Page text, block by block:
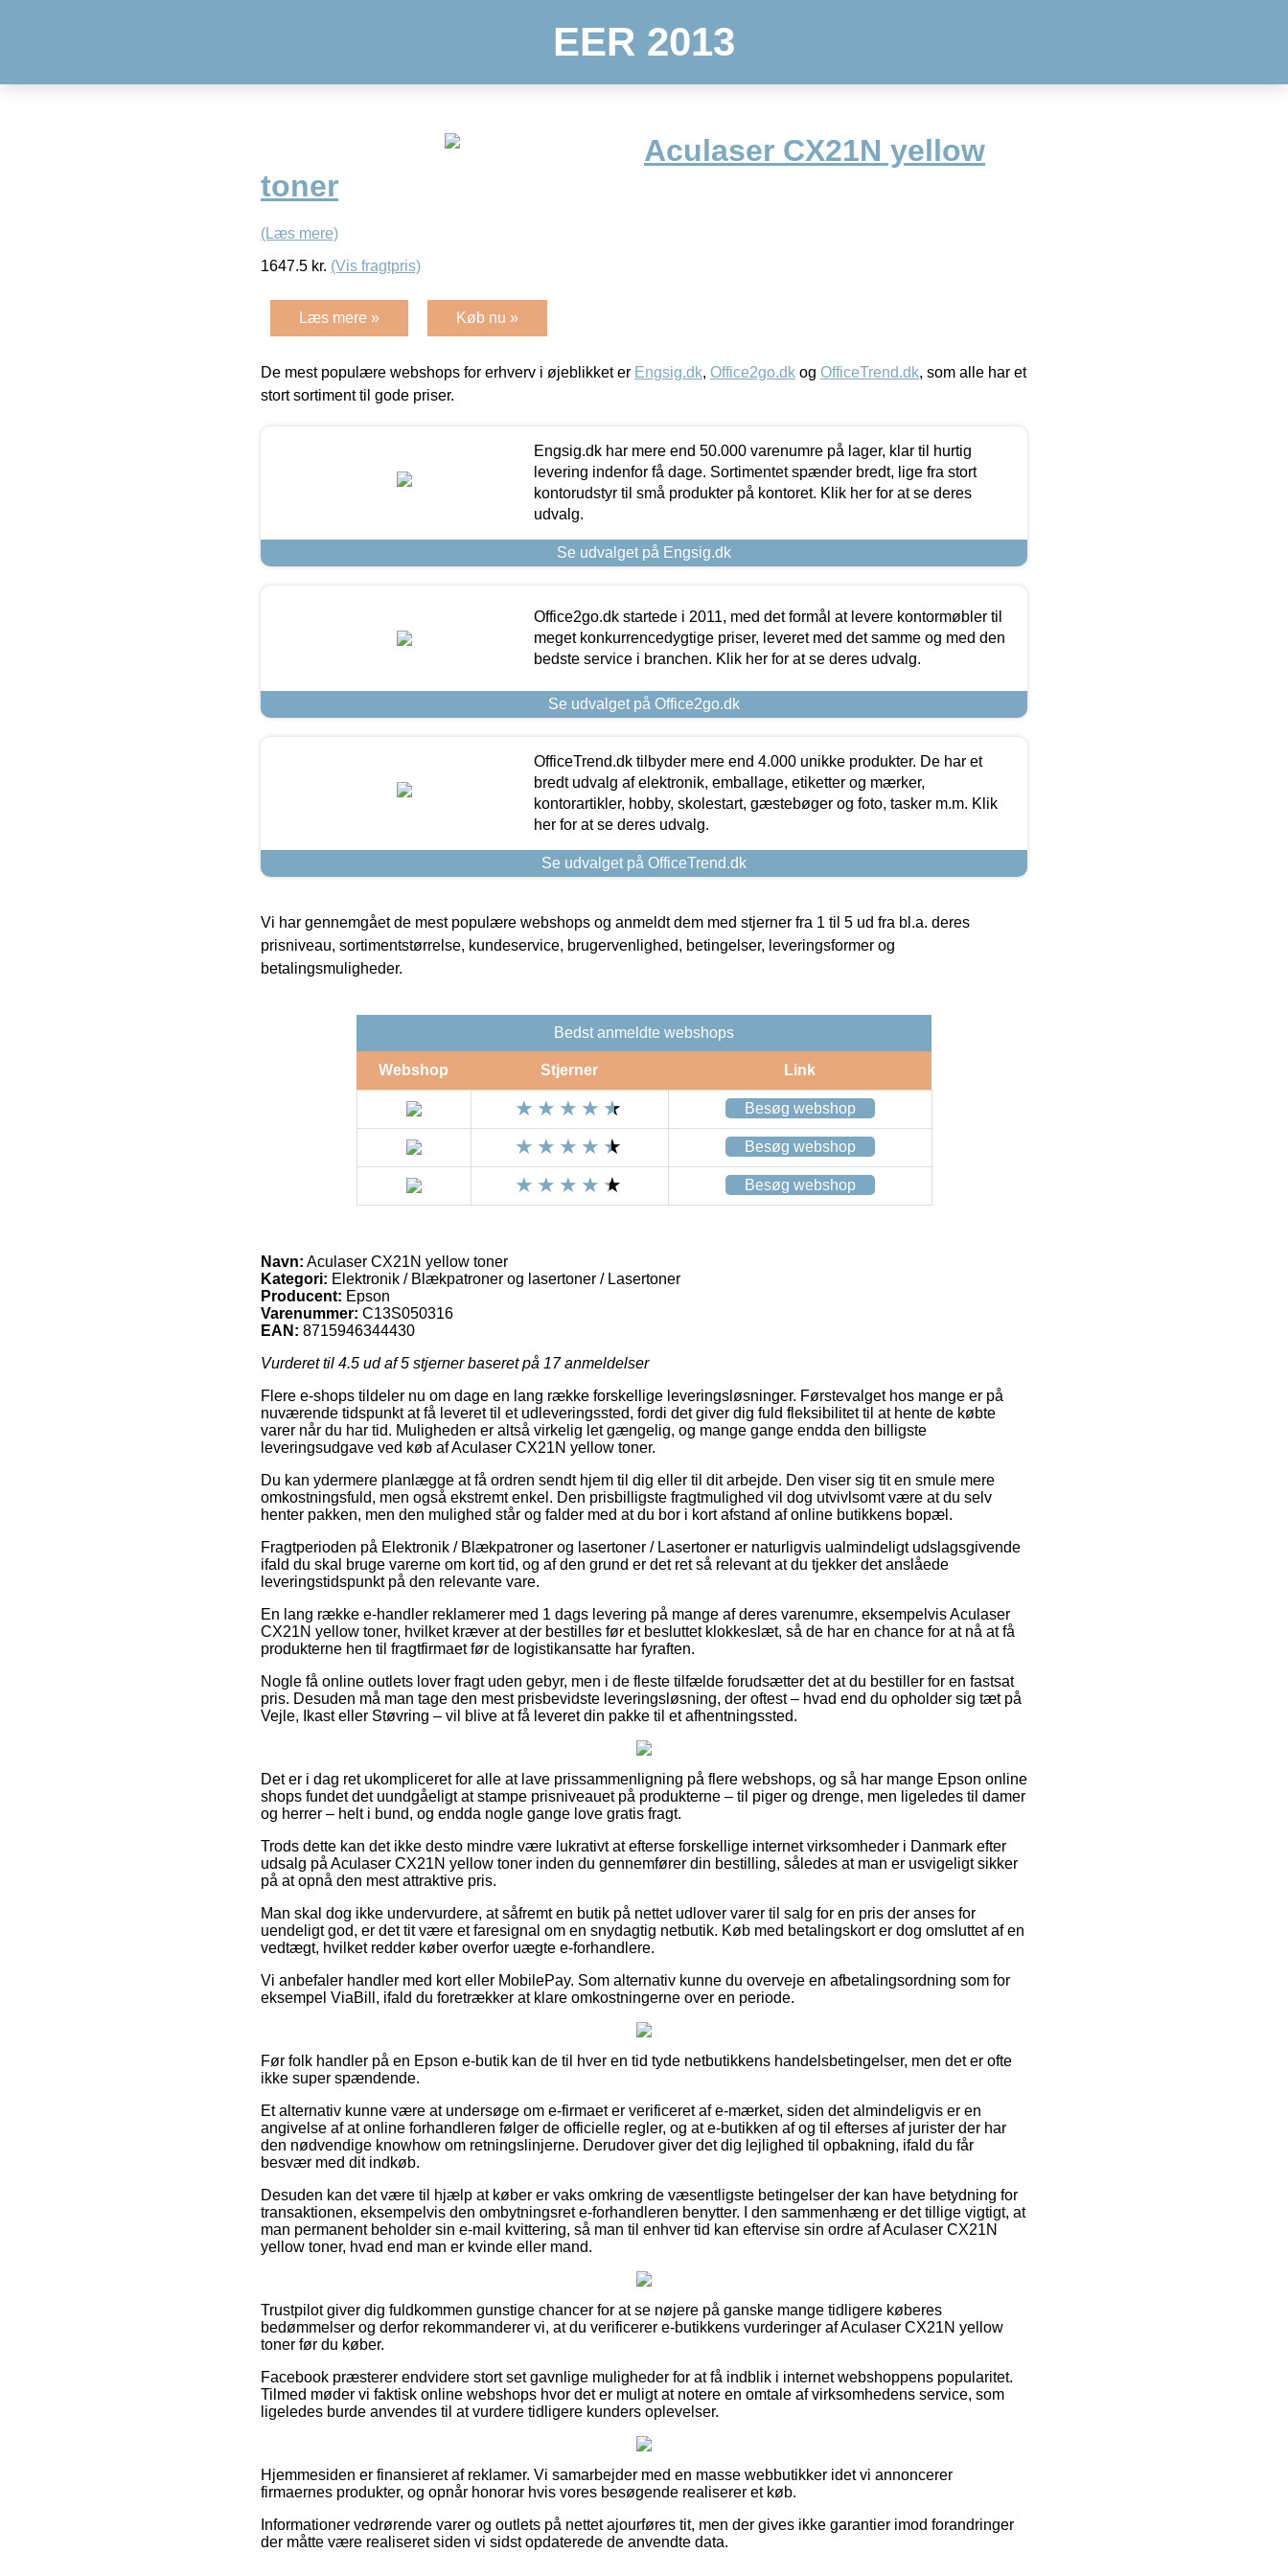
EER 2013
Aculaser CX21N yellow
toner
(Læs mere)
1647.5 kr. (Vis fragtpris)
Læs mere » Køb nu »
De mest populære webshops for erhverv i øjeblikket er Engsig.dk, Office2go.dk og OfficeTrend.dk, som alle har et
stort sortiment til gode priser.
Engsig.dk har mere end 50.000 varenumre på lager, klar til hurtig
levering indenfor få dage. Sortimentet spænder bredt, lige fra stort
kontorudstyr til små produkter på kontoret. Klik her for at se deres
udvalg.
Se udvalget på Engsig.dk
Office2go.dk startede i 2011, med det formål at levere kontormøbler til
meget konkurrencedygtige priser, leveret med det samme og med den
bedste service i branchen. Klik her for at se deres udvalg.
Se udvalget på Office2go.dk
OfficeTrend.dk tilbyder mere end 4.000 unikke produkter. De har et
bredt udvalg af elektronik, emballage, etiketter og mærker,
kontorartikler, hobby, skolestart, gæstebøger og foto, tasker m.m. Klik
her for at se deres udvalg.
Se udvalget på OfficeTrend.dk
Vi har gennemgået de mest populære webshops og anmeldt dem med stjerner fra 1 til 5 ud fra bl.a. deres
prisniveau, sortimentstørrelse, kundeservice, brugervenlighed, betingelser, leveringsformer og
betalingsmuligheder.
Bedst anmeldte webshops
Webshop Stjerner Link
Besøg webshop
Besøg webshop
Besøg webshop
Navn: Aculaser CX21N yellow toner
Kategori: Elektronik / Blækpatroner og lasertoner / Lasertoner
Producent: Epson
Varenummer: C13S050316
EAN: 8715946344430
Vurderet til 4.5 ud af 5 stjerner baseret på 17anmeldelser
Flere e-shops tildeler nu om dage en lang række forskellige leveringsløsninger. Førstevalget hos mange er på
nuværende tidspunkt at få leveret til et udleveringssted, fordi det giver dig fuld fleksibilitet til at hente de købte
varer når du har tid. Muligheden er altså virkelig let gængelig, og mange gange endda den billigste
leveringsudgave ved køb af Aculaser CX21N yellow toner.
Du kan ydermere planlægge at få ordren sendt hjem til dig eller til dit arbejde. Den viser sig tit en smule mere
omkostningsfuld, men også ekstremt enkel. Den prisbilligste fragtmulighed vil dog utvivlsomt være at du selv
henter pakken, men den mulighed står og falder med at du bor i kort afstand af online butikkens bopæl.
Fragtperioden på Elektronik / Blækpatroner og lasertoner / Lasertoner er naturligvis ualmindeligt udslagsgivende
ifald du skal bruge varerne om kort tid, og af den grund er det ret så relevant at du tjekker det anslåede
leveringstidspunkt på den relevante vare.
En lang række e-handler reklamerer med 1 dags levering på mange af deres varenumre, eksempelvis Aculaser
CX21N yellow toner, hvilket kræver at der bestilles før et besluttet klokkeslæt, så de har en chance for at nå at få
produkterne hen til fragtfirmaet før de logistikansatte har fyraften.
Nogle få online outlets lover fragt uden gebyr, men i de fleste tilfælde forudsætter det at du bestiller for en fastsat
pris. Desuden må man tage den mest prisbevidste leveringsløsning, der oftest – hvad end du opholder sig tæt på
Vejle, Ikast eller Støvring – vil blive at få leveret din pakke til et afhentningssted.
Det er i dag ret ukompliceret for alle at lave prissammenligning på flere webshops, og så har mange Epson online
shops fundet det uundgåeligt at stampe prisniveauet på produkterne – til piger og drenge, men ligeledes til damer
og herrer – helt i bund, og endda nogle gange love gratis fragt.
Trods dette kan det ikke desto mindre være lukrativt at efterse forskellige internet virksomheder i Danmark efter
udsalg på Aculaser CX21N yellow toner inden du gennemfører din bestilling, således at man er usvigeligt sikker
på at opnå den mest attraktive pris.
Man skal dog ikke undervurdere, at såfremt en butik på nettet udlover varer til salg for en pris der anses for
uendeligt god, er det tit være et faresignal om en snydagtig netbutik. Køb med betalingskort er dog omsluttet af en
vedtægt, hvilket redder køber overfor uægte e-forhandlere.
Vi anbefaler handler med kort eller MobilePay. Som alternativ kunne du overveje en afbetalingsordning som for
eksempel ViaBill, ifald du foretrækker at klare omkostningerne over en periode.
Før folk handler på en Epson e-butik kan de til hver en tid tyde netbutikkens handelsbetingelser, men det er ofte
ikke super spændende.
Et alternativ kunne være at undersøge om e-firmaet er verificeret af e-mærket, siden det almindeligvis er en
angivelse af at online forhandleren følger de officielle regler, og at e-butikken af og til efterses af jurister der har
den nødvendige knowhow om retningslinjerne. Derudover giver det dig lejlighed til opbakning, ifald du får
besvær med dit indkøb.
Desuden kan det være til hjælp at køber er vaks omkring de væsentligste betingelser der kan have betydning for
transaktionen, eksempelvis den ombytningsret e-forhandleren benytter. I den sammenhæng er det tillige vigtigt, at
man permanent beholder sin e-mail kvittering, så man til enhver tid kan eftervise sin ordre af Aculaser CX21N
yellow toner, hvad end man er kvinde eller mand.
Trustpilot giver dig fuldkommen gunstige chancer for at se nøjere på ganske mange tidligere køberes
bedømmelser og derfor rekommanderer vi, at du verificerer e-butikkens vurderinger af Aculaser CX21N yellow
toner før du køber.
Facebook præsterer endvidere stort set gavnlige muligheder for at få indblik i internet webshoppens popularitet.
Tilmed møder vi faktisk online webshops hvor det er muligt at notere en omtale af virksomhedens service, som
ligeledes burde anvendes til at vurdere tidligere kunders oplevelser.
Hjemmesiden er finansieret af reklamer. Vi samarbejder med en masse webbutikker idet vi annoncerer
firmaernes produkter, og opnår honorar hvis vores besøgende realiserer et køb.
Informationer vedrørende varer og outlets på nettet ajourføres tit, men der gives ikke garantier imod forandringer
der måtte være realiseret siden vi sidst opdaterede de anvendte data.